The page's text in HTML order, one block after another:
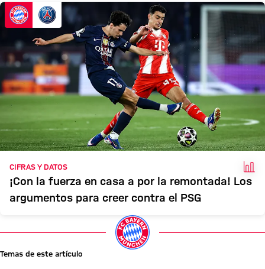
CIFRAS Y DATOS
¡Con la fuerza en casa a por la remontada! Los
argumentos para creer contra el PSG
Temas de este artículo